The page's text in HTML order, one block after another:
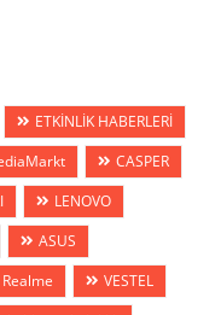
ETKİNLİK HABERLERİ
CASPER
LENOVO
ASUS
Realme
VESTEL